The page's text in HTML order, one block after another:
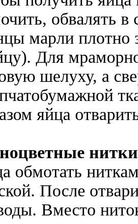
обвалять в
марли плотно
Для
шелуху, а
яйца
нитки
обмотать
После
Вместо